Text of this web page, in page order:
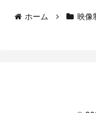
ホーム 映像